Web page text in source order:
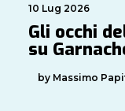
10 Lug 2026
Gli occhi
su
by Massimo